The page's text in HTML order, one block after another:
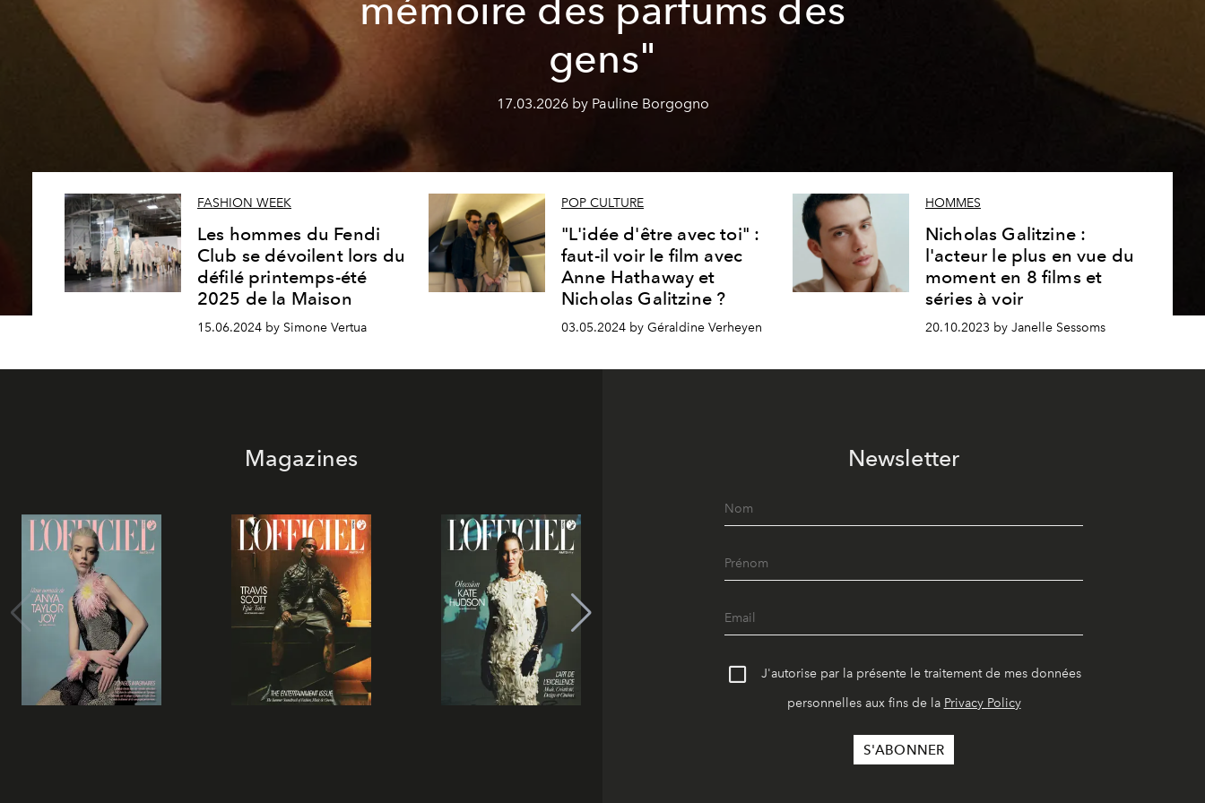
mémoire des parfums des
gens"
17.03.2026 by Pauline Borgogno
FASHION WEEK
Les hommes du Fendi
Club se dévoilent lors du
défilé printemps-été
2025 de la Maison
15.06.2024 by Simone Vertua
POP CULTURE
"L'idée d'être avec toi" :
faut-il voir le film avec
Anne Hathaway et
Nicholas Galitzine ?
03.05.2024 by Géraldine Verheyen
HOMMES
Nicholas Galitzine :
l'acteur le plus en vue du
moment en 8 films et
séries à voir
20.10.2023 by Janelle Sessoms
Magazines Newsletter
J'autorise par la présente le traitement de mes données
personnelles aux fins de la Privacy Policy